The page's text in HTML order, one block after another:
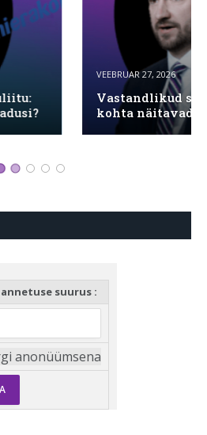
ühistranspordi pileti
suurus :
anonüümsena